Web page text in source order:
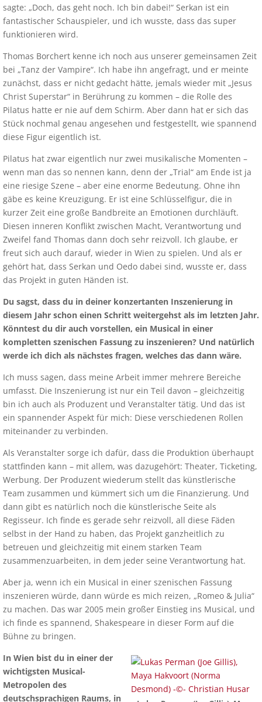
sagte: „Doch, das geht noch. Ich bin dabei!“ Serkan ist ein
fantastischer Schauspieler, und ich wusste, dass das super
funktionieren wird.
Thomas Borchert kenne ich noch aus unserer gemeinsamen Zeit
bei „Tanz der Vampire“. Ich habe ihn angefragt, und er meinte
zunächst, dass er nicht gedacht hätte, jemals wieder mit „Jesus
Christ Superstar“ in Berührung zu kommen – die Rolle des
Pilatus hatte er nie auf dem Schirm. Aber dann hat er sich das
Stück nochmal genau angesehen und festgestellt, wie spannend
diese Figur eigentlich ist.
Pilatus hat zwar eigentlich nur zwei musikalische Momenten –
wenn man das so nennen kann, denn der „Trial“ am Ende ist ja
eine riesige Szene – aber eine enorme Bedeutung. Ohne ihn
gäbe es keine Kreuzigung. Er ist eine Schlüsselfigur, die in
kurzer Zeit eine große Bandbreite an Emotionen durchläuft.
Diesen inneren Konflikt zwischen Macht, Verantwortung und
Zweifel fand Thomas dann doch sehr reizvoll. Ich glaube, er
freut sich auch darauf, wieder in Wien zu spielen. Und als er
gehört hat, dass Serkan und Oedo dabei sind, wusste er, dass
das Projekt in guten Händen ist.
Du sagst, dass du in deiner konzertanten Inszenierung in
diesem Jahr schon einen Schritt weitergehst als im letzten Jahr.
Könntest du dir auch vorstellen, ein Musical in einer
kompletten szenischen Fassung zu inszenieren? Und natürlich
werde ich dich als nächstes fragen, welches das dann wäre.
Ich muss sagen, dass meine Arbeit immer mehrere Bereiche
umfasst. Die Inszenierung ist nur ein Teil davon – gleichzeitig
bin ich auch als Produzent und Veranstalter tätig. Und das ist
ein spannender Aspekt für mich: Diese verschiedenen Rollen
miteinander zu verbinden.
Als Veranstalter sorge ich dafür, dass die Produktion überhaupt
stattfinden kann – mit allem, was dazugehört: Theater, Ticketing,
Werbung. Der Produzent wiederum stellt das künstlerische
Team zusammen und kümmert sich um die Finanzierung. Und
dann gibt es natürlich noch die künstlerische Seite als
Regisseur. Ich finde es gerade sehr reizvoll, all diese Fäden
selbst in der Hand zu haben, das Projekt ganzheitlich zu
betreuen und gleichzeitig mit einem starken Team
zusammenzuarbeiten, in dem jeder seine Verantwortung hat.
Aber ja, wenn ich ein Musical in einer szenischen Fassung
inszenieren würde, dann würde es mich reizen, „Romeo & Julia“
zu machen. Das war 2005 mein großer Einstieg ins Musical, und
ich finde es spannend, Shakespeare in dieser Form auf die
Bühne zu bringen.
In Wien bist du in einer der
wichtigsten Musical-
Metropolen des
deutschsprachigen Raums, in